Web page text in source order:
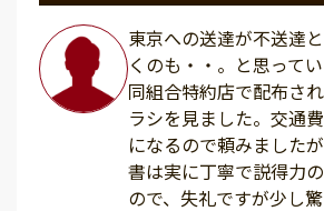
東京への送達が不送達
くのも・・。と思って
同組合特約店で配布さ
ラシを見ました。交通
になるので頼みました
書は実に丁寧で説得力
ので、失礼ですが少し